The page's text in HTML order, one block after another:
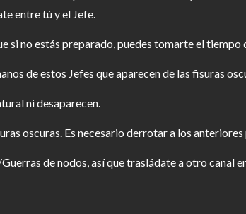
entre tú y el Jefe.
si no estás preparado, puedes tomarte el tiempo
de estos Jefes que aparecen de las fisuras
ni desaparecen.
oscuras. Es necesario derrotar a los
de nodos, así que trasládate a otro canal